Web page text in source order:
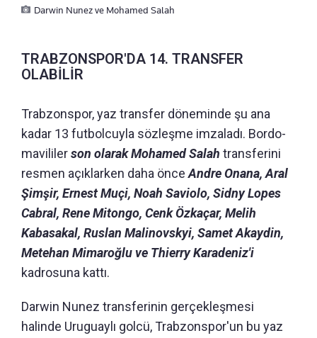
Darwin Nunez ve Mohamed Salah
TRABZONSPOR'DA 14. TRANSFER
OLABİLİR
Trabzonspor, yaz transfer döneminde şu ana
kadar 13 futbolcuyla sözleşme imzaladı. Bordo-
mavililerson olarak Mohamed Salah transferini
resmen açıklarken daha önceAndre Onana, Aral
Şimşir, Ernest Muçi, Noah Saviolo, Sidny Lopes
Cabral, Rene Mitongo, Cenk Özkaçar, Melih
Kabasakal, Ruslan Malinovskyi, Samet Akaydin,
Metehan Mimaroğlu ve Thierry Karadeniz'i
kadrosuna kattı.
Darwin Nunez transferinin gerçekleşmesi
halinde Uruguaylı golcü, Trabzonspor'un bu yaz